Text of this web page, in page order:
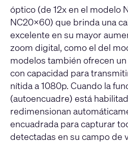
óptico (de 12x en el modelo
NC20x60) que brinda una
excelente en su mayor
zoom digital, como el del
modelos también ofrecen
con capacidad para
nítida a 1080p. Cuando la
(autoencuadre) está
redimensionan
encuadrada para capturar
detectadas en su campo de